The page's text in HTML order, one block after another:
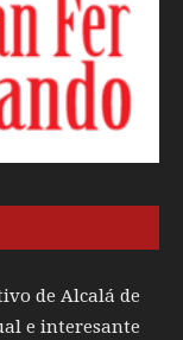
de Alcalá de
e interesante